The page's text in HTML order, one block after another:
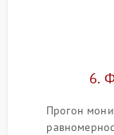
6.
Прогон